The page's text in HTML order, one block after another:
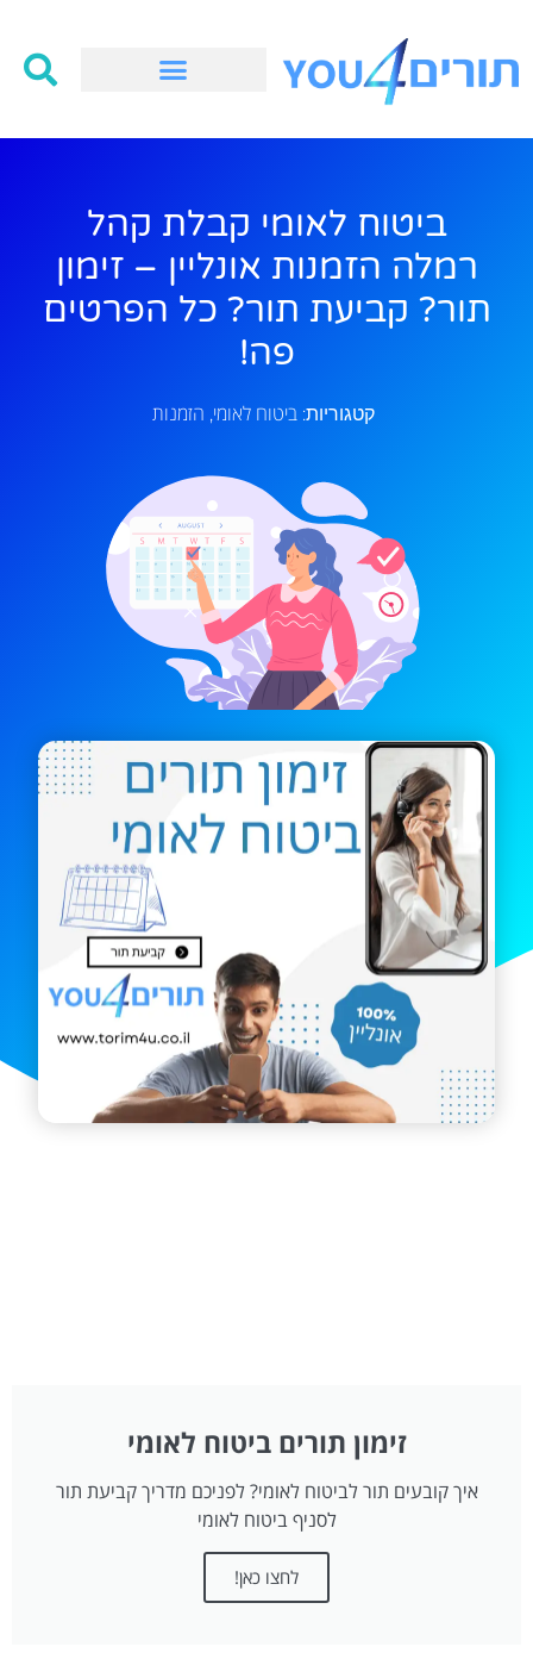
ביטוח לאומי קבלת קהל
רמלה הזמנות אונליין – זימון
תור? קביעת תור? כל הפרטים
פה!
קטגוריות: ביטוח לאומי, הזמנות
זימון תורים ביטוח לאומי
איך קובעים תור לביטוח לאומי? לפניכם מדריך קביעת תור
לסניף ביטוח לאומי
לחצו כאן!